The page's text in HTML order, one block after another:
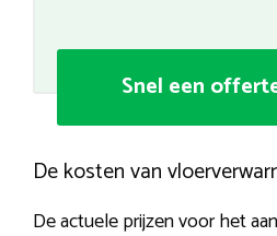
Snel een
De kosten van
De actuele prijzen voor het